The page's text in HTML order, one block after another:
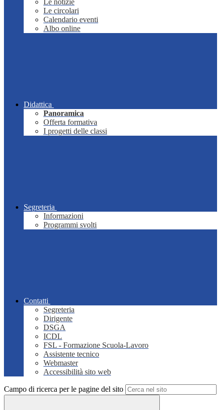
Le notizie
Le circolari
Calendario eventi
Albo online
Didattica
Panoramica
Offerta formativa
I progetti delle classi
Segreteria
Informazioni
Programmi svolti
Contatti
Segreteria
Dirigente
DSGA
ICDL
FSL - Formazione Scuola-Lavoro
Assistente tecnico
Webmaster
Accessibilità sito web
Campo di ricerca per le pagine del sito